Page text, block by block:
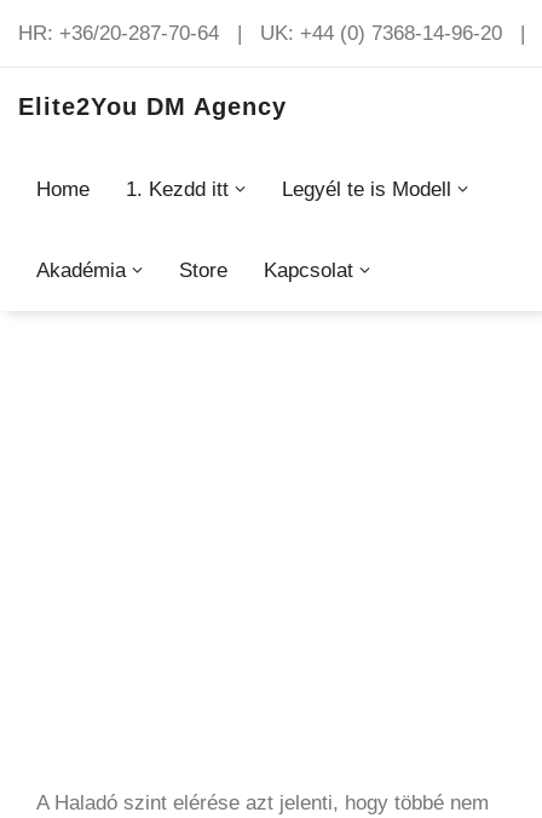
HR: +36/20-287-70-64 | UK: +44 (0) 7368-14-96-20 |
Elite2You DM Agency
Home 1. Kezdd itt Legyél te is Modell
Akadémia Store Kapcsolat
Haladó kurzus
A Haladó szint elérése azt jelenti, hogy többé nem